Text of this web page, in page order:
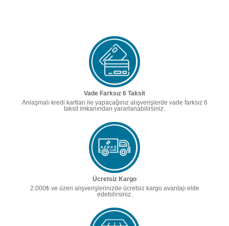
Vade Farksız 6 Taksit
Anlaşmalı kredi kartları ile yapacağınız alışverişlerde vade farksız 6
taksit imkanından yararlanabilirsiniz.
Ücretsiz Kargo
2.000₺ ve üzeri alışverişlerinizde ücretsiz kargo avantajı elde
edebilirsiniz.